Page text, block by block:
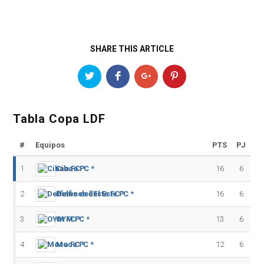
SHARE THIS ARTICLE
Tabla Copa LDF
# Equipos PTS PJ
1 Cibao FC * 16 6
2 Delfines del Este FC * 16 6
3 OYM FC * 13 6
4 Moca FC * 12 6